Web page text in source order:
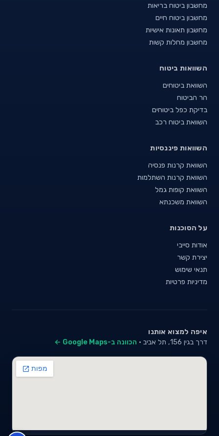
מחשבון ביטוח בריאות
מחשבון ביטוח חיים
מחשבון תאונות אישיות
מחשבון מחלות קשות
השוואות ביטוח
השוואת ביטוחים
הר הביטוח
בדיקת כפל ביטוחים
השוואת ביטוח רכב
השוואות פיננסיות
השוואת קרנות פנסיה
השוואת קרנות השתלמות
השוואת קופות גמל
השוואת משכנתא
על הסוכנות
אודות סייבי
יצירת קשר
תנאי שימוש
מדיניות פרטיות
איפה למצוא אותנו
דרך בגין 156, תל אביב · הכוונה ב-Google Maps ←